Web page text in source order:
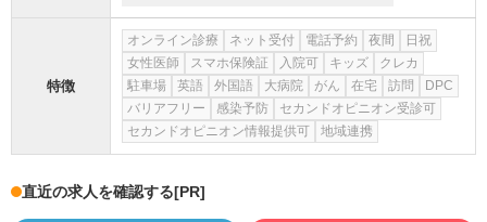
特徴
オンライン診療 ネット受付 電話予約 夜間
日祝
女性医師
スマホ保険証 入院可 キッズ
クレカ
駐車場
英語 外国語 大病院 がん 在宅 訪問
DPC
バリアフリー
感染予防
セカンドオピニオン受診可
セカンドオピニオン情報提供可
地域連携
直近の求人を確認する[PR]